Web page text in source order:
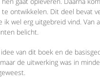
te ontwikkelen. Dit deel bevat
ik wel erg uitgebreid vind. Van
belicht.
van dit boek en de
de uitwerking was in